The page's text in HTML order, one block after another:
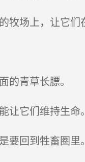
场上，让它们
青草长膘。
它们维持生命。
回到牲畜圈里。